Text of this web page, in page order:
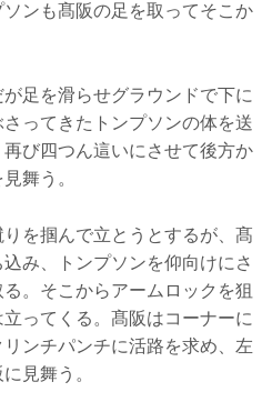
ンも髙阪の足を取ってそこか
足を滑らせグラウンドで下に
ってきたトンプソンの体を送
び四つん這いにさせて後方か
舞う。
を掴んで立とうとするが、髙
み、トンプソンを仰向けにさ
。そこからアームロックを狙
ってくる。髙阪はコーナーに
ンチパンチに活路を求め、左
見舞う。